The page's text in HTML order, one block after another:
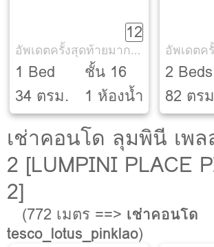
Charansanitwong]
12
อัพเดตครั้งสุดท้ายมากกว่า 30 วัน
1 Bed
34 ตรม.
ชั้น 16
1 ห้องน้ำ
2 Beds
82 ตร
เช่าคอนโด ลุมพินี เพล
2 [LUMPINI PLACE
2]
(772 เมตร ==> เช่าคอนโด
tesco_lotus_pinklao)